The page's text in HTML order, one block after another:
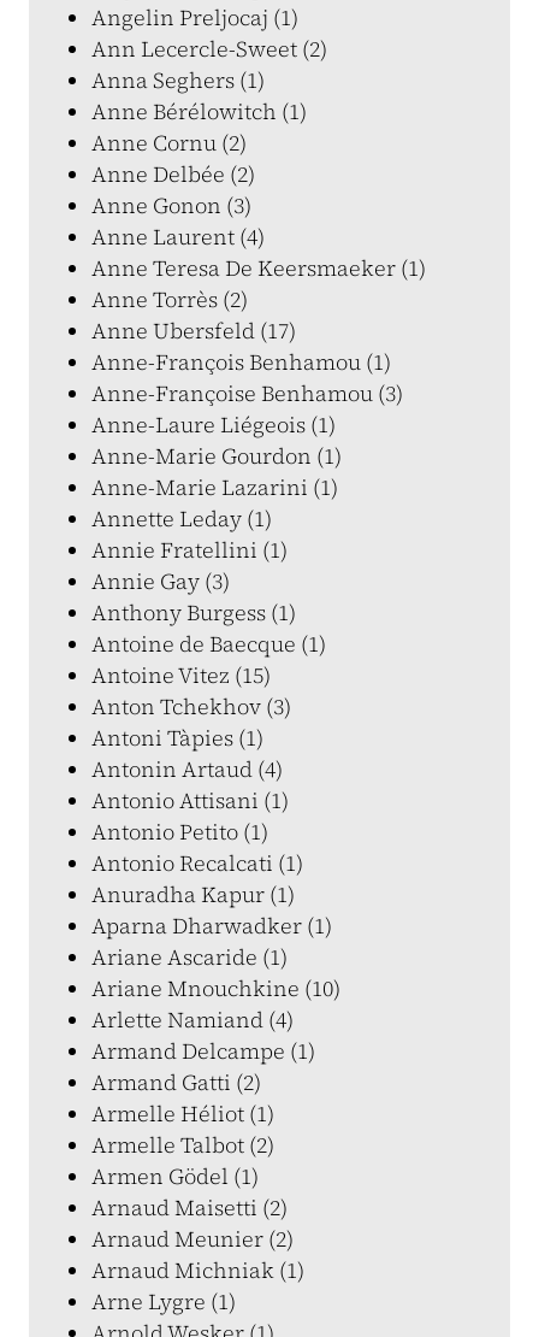
Angelin Preljocaj (1)
Ann Lecercle-Sweet (2)
Anna Seghers (1)
Anne Bérélowitch (1)
Anne Cornu (2)
Anne Delbée (2)
Anne Gonon (3)
Anne Laurent (4)
Anne Teresa De Keersmaeker (1)
Anne Torrès (2)
Anne Ubersfeld (17)
Anne-François Benhamou (1)
Anne-Françoise Benhamou (3)
Anne-Laure Liégeois (1)
Anne-Marie Gourdon (1)
Anne-Marie Lazarini (1)
Annette Leday (1)
Annie Fratellini (1)
Annie Gay (3)
Anthony Burgess (1)
Antoine de Baecque (1)
Antoine Vitez (15)
Anton Tchekhov (3)
Antoni Tàpies (1)
Antonin Artaud (4)
Antonio Attisani (1)
Antonio Petito (1)
Antonio Recalcati (1)
Anuradha Kapur (1)
Aparna Dharwadker (1)
Ariane Ascaride (1)
Ariane Mnouchkine (10)
Arlette Namiand (4)
Armand Delcampe (1)
Armand Gatti (2)
Armelle Héliot (1)
Armelle Talbot (2)
Armen Gödel (1)
Arnaud Maisetti (2)
Arnaud Meunier (2)
Arnaud Michniak (1)
Arne Lygre (1)